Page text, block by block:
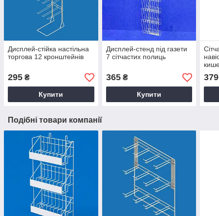
Дисплей-стійка настільна
торгова 12 кронштейнів
295 ₴
Купити
Дисплей-стенд під газети
7 сітчастих полиць
365₴
Купити
379
Подібні товари компанії